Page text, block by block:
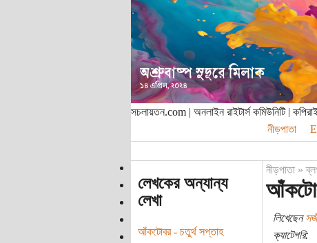
সচলায়তন.com | অনলাইন রাইটার্স কমিউনিটি |
নীড়পাতা
লেখকের অন্যান্য
লেখা
আঁকটোবর - চতুর্থ সপ্তাহ
নীড়পাতা»
লিখেছেন
ক্যাটেগরি: